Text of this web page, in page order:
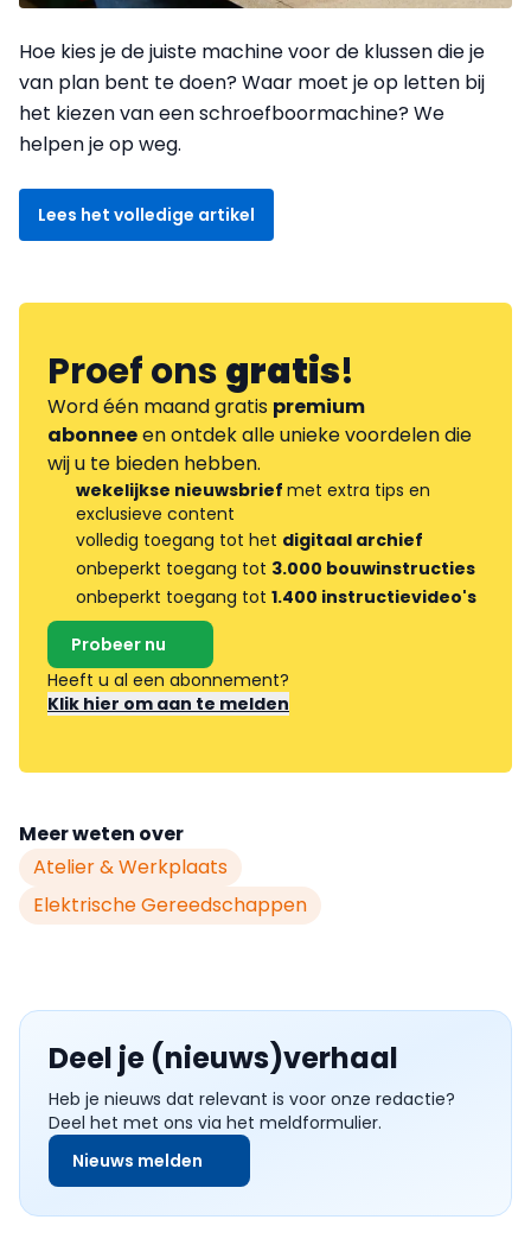
Hoe kies je de juiste machine voor de klussen die je
van plan bent te doen? Waar moet je op letten bij
het kiezen van een schroefboormachine? We
helpen je op weg.
Lees het volledige artikel
Proef onsgratis!
Word één maand gratis premium
abonneeen ontdek alle unieke voordelen die
wij u te bieden hebben.
wekelijkse nieuwsbrief met extra tips en
exclusieve content
volledig toegang tot het digitaal archief
onbeperkt toegang tot 3.000 bouwinstructies
onbeperkt toegang tot 1.400 instructievideo's
Probeer nu
Heeft u al een abonnement?
Klik hier om aan te melden
Meer weten over
Atelier & Werkplaats
Elektrische Gereedschappen
Deel je (nieuws)verhaal
Heb je nieuws dat relevant is voor onze redactie?
Deel het met ons via het meldformulier.
Nieuws melden